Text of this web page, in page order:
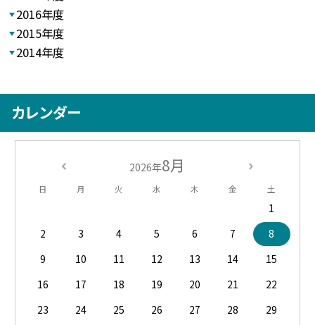
2016年度
2015年度
2014年度
カレンダー
2026年8月
日 月 火 水 木 金 土
1
2
3 4 5 6 7
8
9
10 11 12 13 14
15
16
17 18 19 20 21
22
23
24 25 26 27 28
29